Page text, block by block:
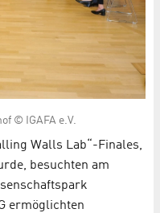
© IGAFA e.V.
Walls Lab“-Finales,
besuchten am
ermöglichten